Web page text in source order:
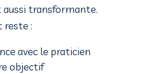
transformante.
reste :
avec le praticien
objectif